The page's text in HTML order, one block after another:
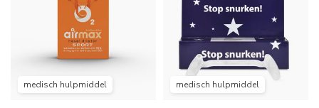
medisch hulpmiddel medisch hulpmiddel